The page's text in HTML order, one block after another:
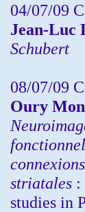
04/07/09
Jean-Luc
Schubert
08/07/09
Oury
striatales :
studies in